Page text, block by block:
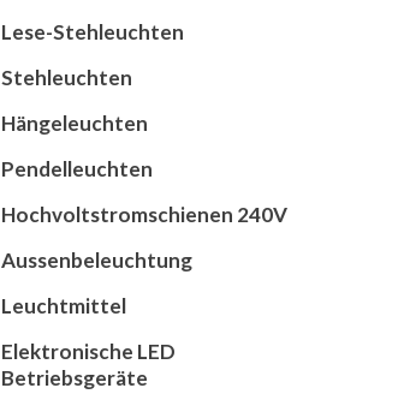
Lese-Stehleuchten
Stehleuchten
Hängeleuchten
Pendelleuchten
Hochvoltstromschienen 240V
Aussenbeleuchtung
Leuchtmittel
Elektronische LED
Betriebsgeräte